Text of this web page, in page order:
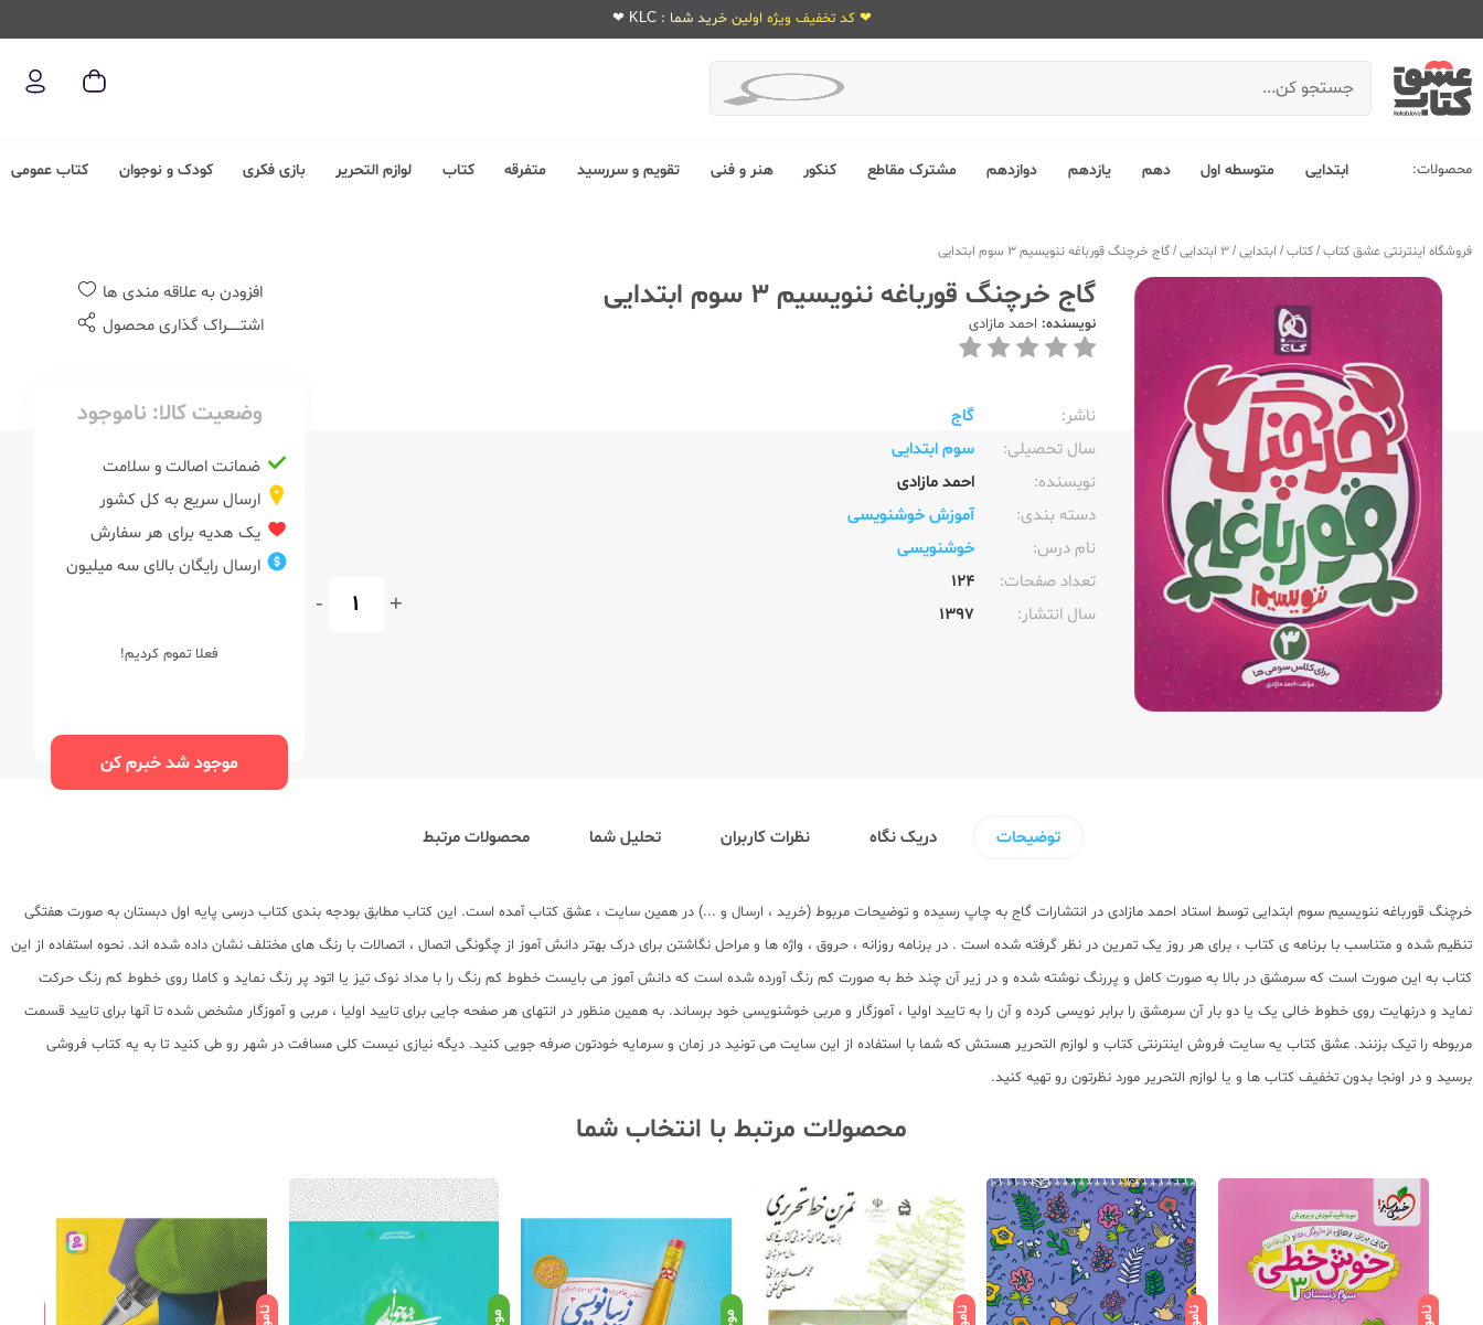
❤ کد تخفیف ویژه اولین خرید شما : KLC ❤
محصولات: ابتدایی متوسطه اول دهم یازدهم دوازدهم مشترک مقاطع کنکور هنر و فنی تقویم و سررسید متفرقه کتاب لوازم التحریر بازی فکری کودک و نوجوان کتاب عمومی
فروشگاه اینترنتی عشق کتاب/کتاب/ ابتدایی/3 ابتدایی /گاج خرچنگ قورباغه ننویسیم 3 سوم ابتدایی
گاج خرچنگ قورباغه ننویسیم 3 سوم ابتدایی
نویسنده: احمد مازادی
ناشر:‌
گاج
سال تحصیلی:‌
سوم ابتدایی
نویسنده:‌
احمد مازادی
دسته بندی:
آموزش خوشنویسی
نام درس:
خوشنویسی
تعداد صفحات:‌
124
سال انتشار:‌
1397
+
-
افزودن به علاقه مندی ها
اشتــــــراک گذاری محصول
وضعیت کالا: ناموجود
ضمانت اصالت و سلامت
ارسال سریع به کل کشور
یک هدیه برای هر سفارش
ارسال رایگان بالای سه میلیون
فعلا تموم کردیم!
موجود شد خبرم کن
توضیحات دریک نگاه نظرات کاربران تحلیل شما محصولات مرتبط
خرچنگ قورباغه ننویسیم سوم ابتدایی توسط استاد احمد مازادی در انتشارات گاج به چاپ رسیده و توضیحات مربوط (خرید ، ارسال و ...) در همین سایت ، عشق کتاب آمده است. این کتاب مطابق بودجه بندی کتاب درسی پایه اول دبستان به صورت هفتگی
تنظیم شده و متناسب با برنامه ی کتاب ، برای هر روز یک تمرین در نظر گرفته شده است . در برنامه روزانه ، حروق ، واژه ها و مراحل نگاشتن برای درک بهتر دانش آموز از چگونگی اتصال ، اتصالات با رنگ های مختلف نشان داده شده اند. نحوه استفاده از این
کتاب به این صورت است که سرمشق در بالا به صورت کامل و پررنگ نوشته شده و در زیر آن چند خط به صورت کم رنگ آورده شده است که دانش آموز می بایست خطوط کم رنگ را با مداد نوک تیز یا اتود پر رنگ نماید و کاملا روی خطوط کم رنگ حرکت
نماید و درنهایت روی خطوط خالی یک یا دو بار آن سرمشق را برابر نویسی کرده و آن را به تایید اولیا ، آموزگار و مربی خوشنویسی خود برساند. به همین منظور در انتهای هر صفحه جایی برای تایید اولیا ، مربی و آموزگار مشخص شده تا آنها برای تایید قسمت
مربوطه را تیک بزنند. عشق کتاب یه سایت فروش اینترنتی کتاب و لوازم التحریر هستش که شما با استفاده از این سایت می تونید در زمان و سرمایه خودتون صرفه جویی کنید. دیگه نیازی نیست کلی مسافت در شهر رو طی کنید تا به یه کتاب فروشی
برسید و در اونجا بدون تخفیف کتاب ها و یا لوازم التحریر مورد نظرتون رو تهیه کنید.
محصولات مرتبط با انتخاب شما